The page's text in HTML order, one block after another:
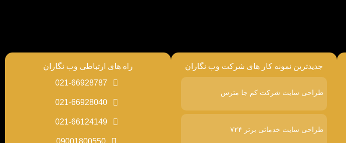
جدیدترین نمونه کار های شرکت وب نگاران
طراحی سایت شرکت کم جا مترس
طراحی سایت خدماتی برتر ۷۲۴
راه های ارتباطی وب نگاران
021-66928787
021-66928040
021-66124149
09001800550